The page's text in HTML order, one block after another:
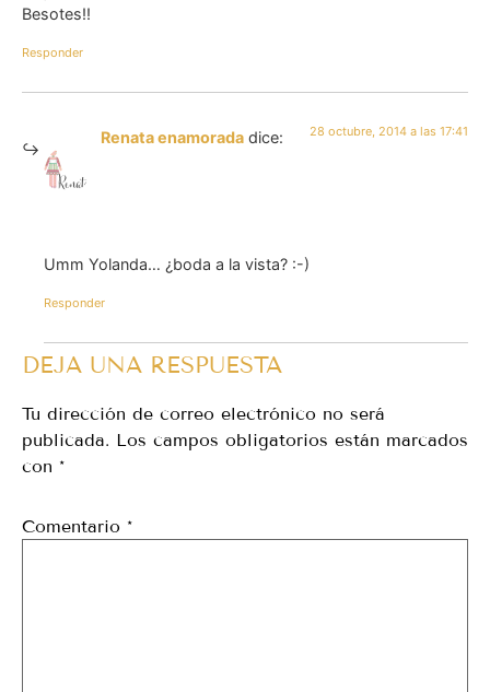
Besotes!!
Responder
Renata enamorada dice: 28 octubre, 2014 a las 17:41
Umm Yolanda… ¿boda a la vista? :-)
Responder
DEJA UNA RESPUESTA
Tu dirección de correo electrónico no será
publicada. Los campos obligatorios están marcados
con *
Comentario *